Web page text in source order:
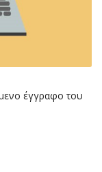
έγγραφο του